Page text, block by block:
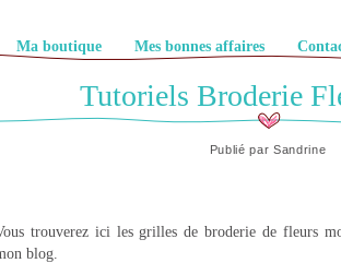
Ma boutique Mes bonnes affaires
Tutoriels Broderie
Publié par Sandrine
trouverez ici les grilles de broderie de fleurs
blog.